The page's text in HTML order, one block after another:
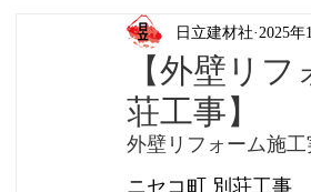
【外壁リ
荘工事】
日立建材社 2025年
外壁リフォーム施工
ニセコ町 別荘工事